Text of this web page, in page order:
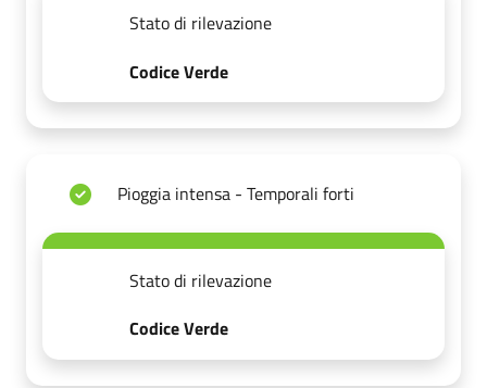
Stato di rilevazione
Codice Verde
Pioggia intensa - Temporali forti
Stato di rilevazione
Codice Verde